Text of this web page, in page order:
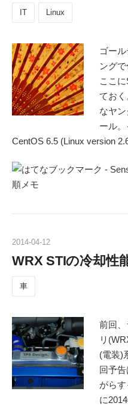
IT Linux
ゴー
ング
ここ
てお
なヤ
ール。
CentOS 6.5 (Linux version
2014-04-12
WRX STIの冷却性
車
前回、
リ
(電装)
回予
がら
に